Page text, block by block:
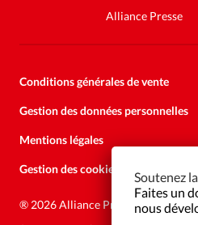
Alliance Presse
Conditions générales de vente
Gestion des données personnelles
Mentions légales
Gestion des cookies
® 2026 Alliance Presse
Soutenez
Faites un
nous